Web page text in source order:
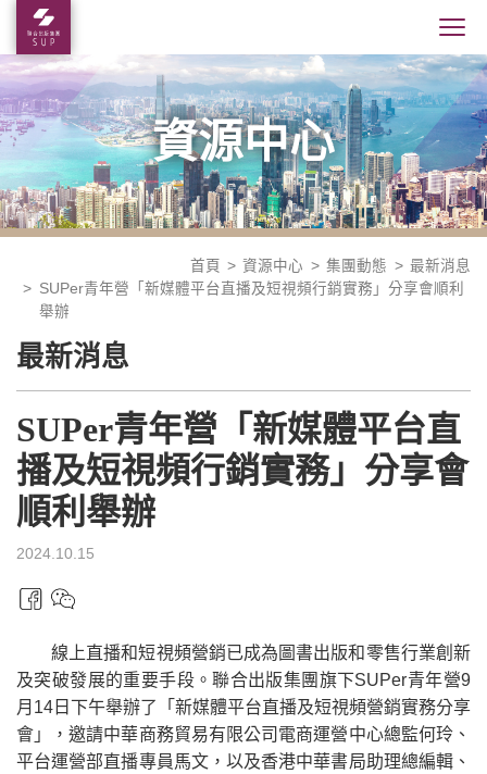
資源中心
首頁 資源中心 集團動態
最新消息
SUPer青年營「新媒體平台直播及短視頻行銷實務」分享會順利
舉辦
最新消息
SUPer青年營「新媒體平台直
播及短視頻行銷實務」分享會
順利舉辦
2024.10.15
線上直播和短視頻營銷已成為圖書出版和零售行業創新
及突破發展的重要手段。聯合出版集團旗下SUPer青年營9
月14日下午舉辦了「新媒體平台直播及短視頻營銷實務分享
會」，邀請中華商務貿易有限公司電商運營中心總監何玲、
平台運營部直播專員馬文，以及香港中華書局助理總編輯、